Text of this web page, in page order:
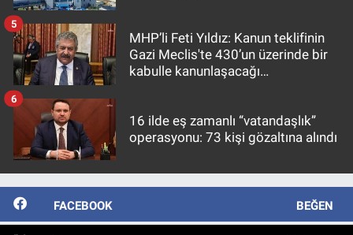
MHP’li Feti Yıldız: Kanun teklifinin
Gazi Meclis'te 430’un üzerinde bir
kabulle kanunlaşacağı
5
16 ilde eş zamanlı “vatandaşlık”
operasyonu: 73 kişi gözaltına alındı
6
FACEBOOK BEĞEN